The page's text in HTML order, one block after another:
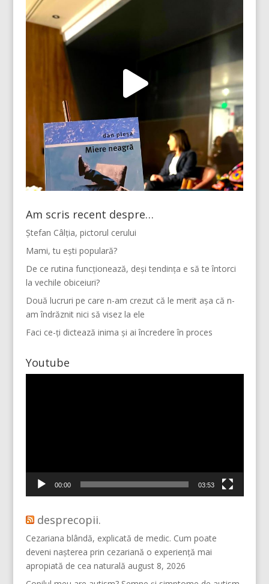
Am scris recent despre…
Ștefan Câlția, pictorul cerului
Mami, tu ești populară?
De ce rutina funcționează, deși tendința e să te întorci
la vechile obiceiuri?
Două lucruri pe care n-am crezut că le merit așa că n-
am îndrăznit nici să visez la ele
Faci ce-ți dictează inima și ai încredere în proces
Youtube
00:00 03:53
desprecopii.
Cezariana blândă, explicată de medic. Cum poate
deveni nașterea prin cezariană o experiență mai
apropiată de cea naturală august 8, 2026